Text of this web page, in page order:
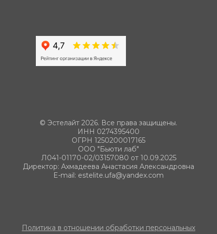
© Эстелайт 2026. Все права защищены.
ИНН 0274395400
ОГРН 1250200017165
ООО "Бьюти лаб"
Л041-01170-02/03157080 от 10.09.2025
Директор: Ахмадеева Анастасия Александровна
E-mail: estelite.ufa@yandex.com
Политика в отношении обработки персональных